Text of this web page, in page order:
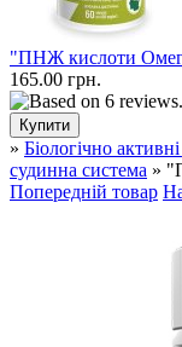
"ПНЖ кислоти
165.00 грн.
» Біологічно
судинна система »
Попередній товар